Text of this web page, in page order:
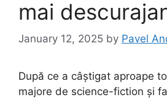
mai
January 12, 2025 by Pavel
După ce a câștigat aproape
majore de science-fiction și